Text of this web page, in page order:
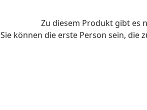
Zu diesem Produkt gibt es
Sie können die erste Person sein, die